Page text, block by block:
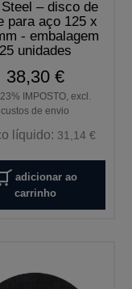
Steel – disco de
para aço 125 x
- embalagem
25 unidades
38,30 €
IMPOSTO, excl.
custos de envio
líquido: 31,14 €
adicionar ao
carrinho